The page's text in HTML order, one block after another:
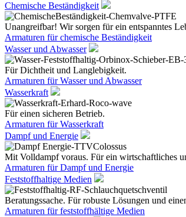
Chemische Beständigkeit
Unangreifbar! Wir sorgen für ein entspanntes
Armaturen für chemische Beständigkeit
Wasser und Abwasser
Für Dichtheit und Langlebigkeit.
Armaturen für Wasser und Abwasser
Wasserkraft
Für einen sicheren Betrieb.
Armaturen für Wasserkraft
Dampf und Energie
Mit Volldampf voraus. Für ein wirtschaftliches
Armaturen für Dampf und Energie
Feststoffhaltige Medien
Beratungssache. Für robuste Lösungen und
Armaturen für feststoffhältige Medien